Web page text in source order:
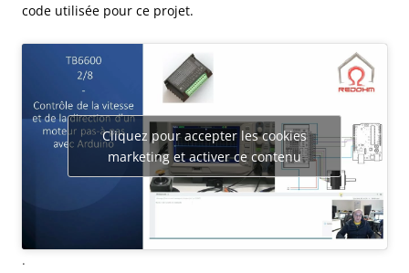
code utilisée pour ce projet.
Cliquez pour accepter les cookies
marketing et activer ce contenu
.